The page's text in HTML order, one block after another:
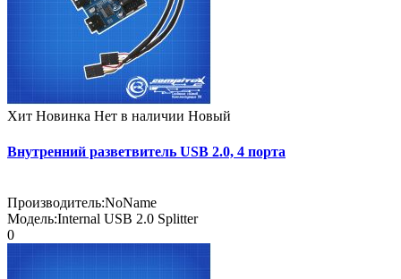
Хит Новинка Нет в наличии Новый
Внутренний разветвитель USB 2.0, 4 порта
Производитель:NoName
Модель:Internal USB 2.0 Splitter
0